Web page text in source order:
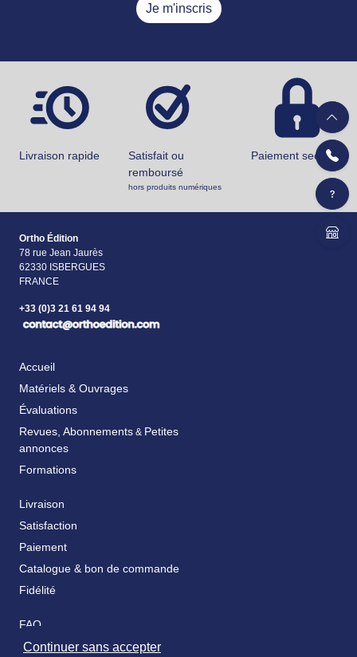
Je m'inscris
Livraison rapide
Satisfait ou
remboursé
hors produits numériques
Paiement securisé
Ortho Édition
78 rue Jean Jaurès
62330 ISBERGUES
FRANCE
+33 (0)3 21 61 94 94
Accueil
Matériels & Ouvrages
Évaluations
Revues, Abonnements & Petites
annonces
Formations
Livraison
Satisfaction
Paiement
Catalogue & bon de commande
Fidélité
FAQ
Nos partenaires
Continuer sans accepter